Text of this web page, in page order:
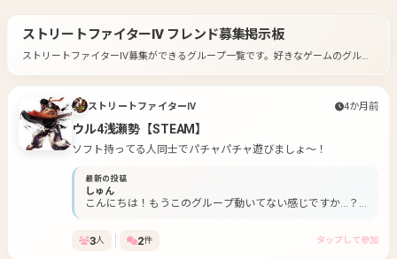
ストリートファイターIVフレンド募集掲示板
ストリートファイターIV募集ができるグループ一覧です。 好きなゲームのグルー
ストリートファイターIV 4か月前
ウル4浅瀬勢【STEAM】
ソフト持ってる人同士でパチャパチャ遊びましょ〜！
最新の投稿
しゅん
こんにちは！もうこのグループ動いてない感じですか...？
3人 2件 タップして参加